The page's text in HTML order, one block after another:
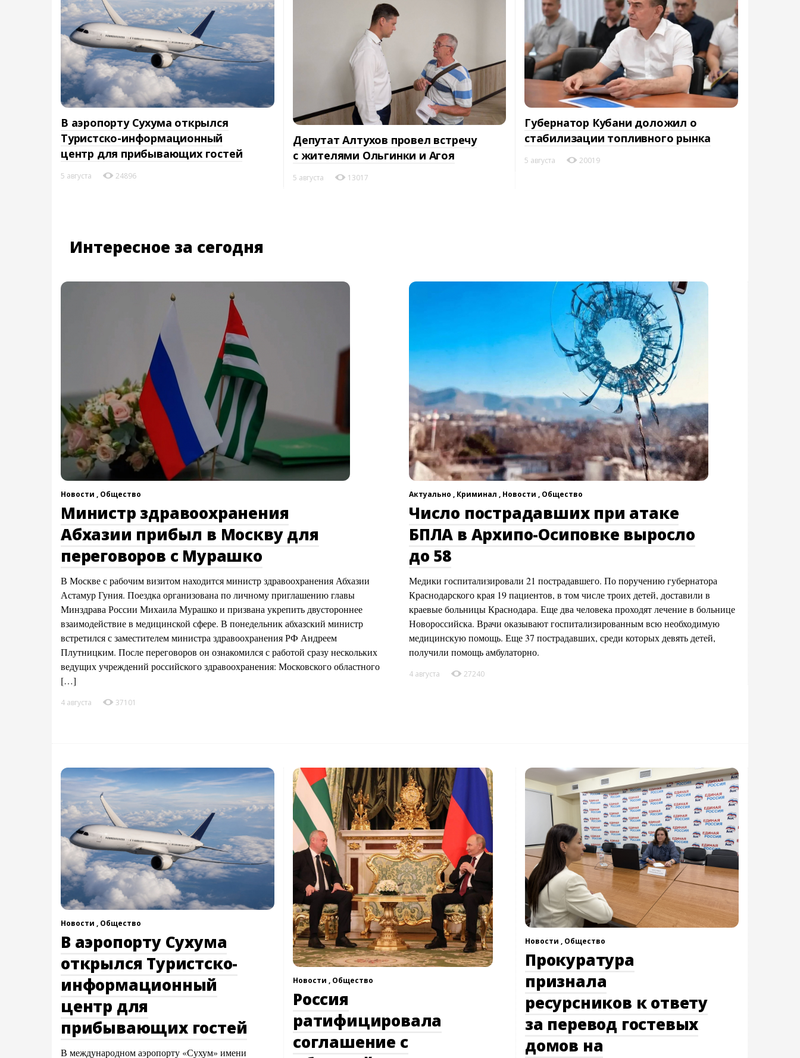
В аэропорту Сухума открылся
Туристско-информационный
центр для прибывающих гостей
5 августа 24896
Депутат Алтухов провел встречу
с жителями Ольгинки и Агоя
5 августа 13017
Губернатор Кубани доложил о
стабилизации топливного рынка
5 августа 20019
Интересное за сегодня
Новости , Общество
Министр здравоохранения
Абхазии прибыл в Москву для
переговоров с Мурашко
В Москве с рабочим визитом находится министр здравоохранения Абхазии
Астамур Гуния. Поездка организована по личному приглашению главы
Минздрава России Михаила Мурашко и призвана укрепить двустороннее
взаимодействие в медицинской сфере. В понедельник абхазский министр
встретился с заместителем министра здравоохранения РФ Андреем
Плутницким. После переговоров он ознакомился с работой сразу нескольких
ведущих учреждений российского здравоохранения: Московского областного
[…]
4 августа 37101
Актуально , Криминал , Новости , Общество
Число пострадавших при атаке
БПЛА в Архипо-Осиповке выросло
до 58
Медики госпитализировали 21 пострадавшего. По поручению губернатора
Краснодарского края 19 пациентов, в том числе троих детей, доставили в
краевые больницы Краснодара. Еще два человека проходят лечение в больнице
Новороссийска. Врачи оказывают госпитализированным всю необходимую
медицинскую помощь. Еще 37 пострадавших, среди которых девять детей,
получили помощь амбулаторно.
4 августа 27240
Новости , Общество
В аэропорту Сухума
открылся Туристско-
информационный
центр для
прибывающих гостей
В международном аэропорту «Сухум» имени
Новости , Общество
Россия
ратифицировала
соглашение с
Новости , Общество
Прокуратура
признала
ресурсников к ответу
за перевод гостевых
домов на